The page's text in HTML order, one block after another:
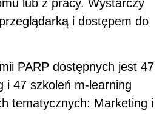
lub z pracy. Wystarczy
i dostępem do
PARP dostępnych jest 47
i 47 szkoleń m‑learning
tematycznych: Marketing i